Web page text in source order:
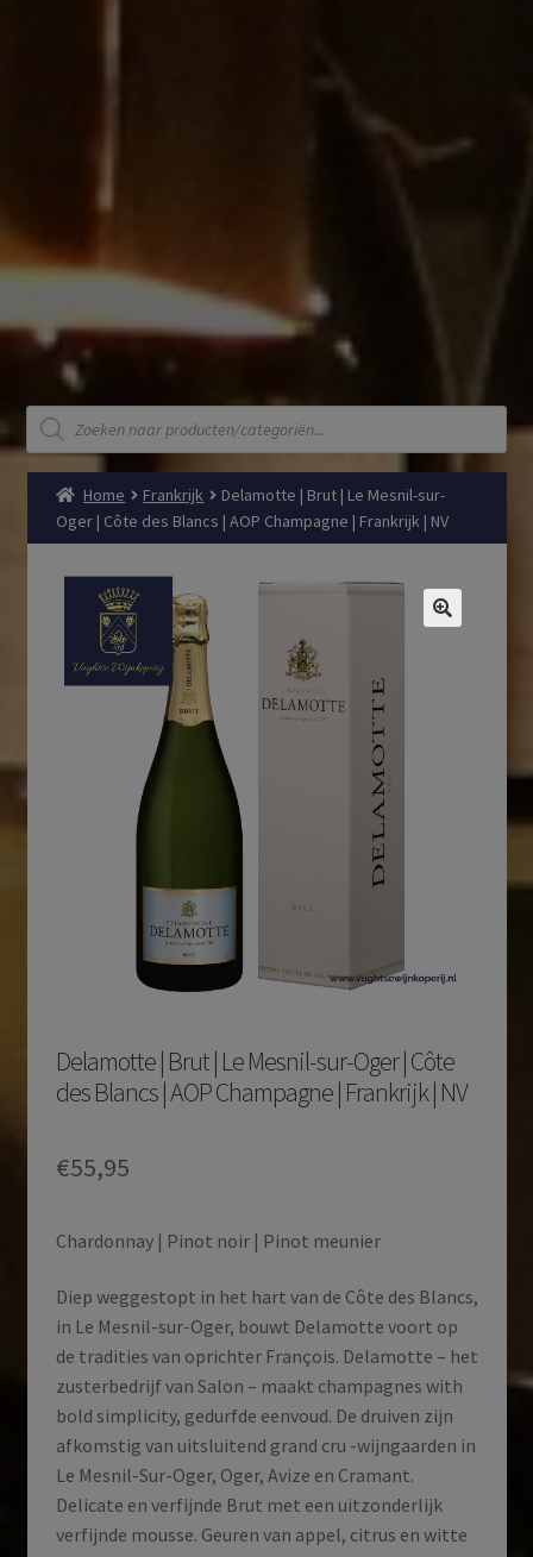
Producten
zoeken
Home Frankrijk
Delamotte | Brut | Le Mesnil-sur-
Oger | Côte des Blancs | AOP Champagne | Frankrijk | NV
Delamotte | Brut | Le Mesnil-sur-Oger | Côte
des Blancs | AOP Champagne | Frankrijk | NV
€55,95
Chardonnay | Pinot noir | Pinot meunier
Diep weggestopt in het hart van de Côte des Blancs,
in Le Mesnil-sur-Oger, bouwt Delamotte voort op
de tradities van oprichter François. Delamotte – het
zusterbedrijf van Salon – maakt champagnes with
bold simplicity, gedurfde eenvoud. De druiven zijn
afkomstig van uitsluitend grand cru -wijngaarden in
Le Mesnil-Sur-Oger, Oger, Avize en Cramant.
Delicate en verfijnde Brut met een uitzonderlijk
verfijnde mousse. Geuren van appel, citrus en witte